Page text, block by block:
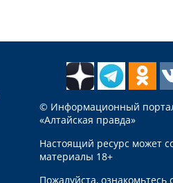
© Информационный
«Алтайская правда»
Настоящий ресурс может
материалы 18+
Пожалуйста, ознакомьтесь